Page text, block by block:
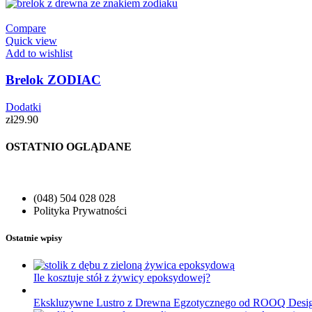
Compare
Quick view
Add to wishlist
Brelok ZODIAC
Dodatki
zł29.90
OSTATNIO OGLĄDANE
(048) 504 028 028
Polityka Prywatności
Ostatnie wpisy
Ile kosztuje stół z żywicy epoksydowej?
Ekskluzywne Lustro z Drewna Egzotycznego od ROOQ